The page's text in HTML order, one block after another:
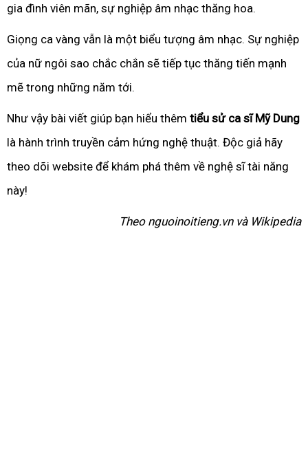
gia đình viên mãn, sự nghiệp âm nhạc thăng hoa.
Giọng ca vàng vẫn là một biểu tượng âm nhạc. Sự nghiệp
của nữ ngôi sao chắc chắn sẽ tiếp tục thăng tiến mạnh
mẽ trong những năm tới.
Như vậy bài viết giúp bạn hiểu thêm tiểu sử ca sĩ Mỹ Dung
là hành trình truyền cảm hứng nghệ thuật. Độc giả hãy
theo dõi website để khám phá thêm về nghệ sĩ tài năng
này!
Theo nguoinoitieng.vn và Wikipedia